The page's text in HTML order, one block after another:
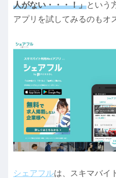
人がない・・・！」という
アプリを試してみるのもオ
シェアフルは、スキマバイ